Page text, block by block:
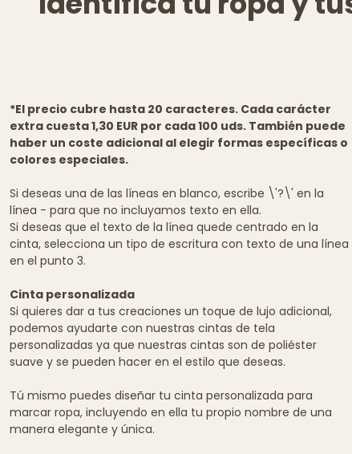
*El precio cubre hasta 20 caracteres. Cada carácter
extra cuesta 1,30 EUR por cada 100 uds. También puede
haber un coste adicional al elegir formas específicas o
colores especiales.
Si deseas una de las líneas en blanco, escribe \'?\' en la
línea - para que no incluyamos texto en ella.
Si deseas que el texto de la línea quede centrado en la
cinta, selecciona un tipo de escritura con texto de una línea
en el punto 3.
Cinta personalizada
Si quieres dar a tus creaciones un toque de lujo adicional,
podemos ayudarte con nuestras cintas de tela
personalizadas ya que nuestras cintas son de poliéster
suave y se pueden hacer en el estilo que deseas.
Tú mismo puedes diseñar tu cinta personalizada para
marcar ropa, incluyendo en ella tu propio nombre de una
manera elegante y única.